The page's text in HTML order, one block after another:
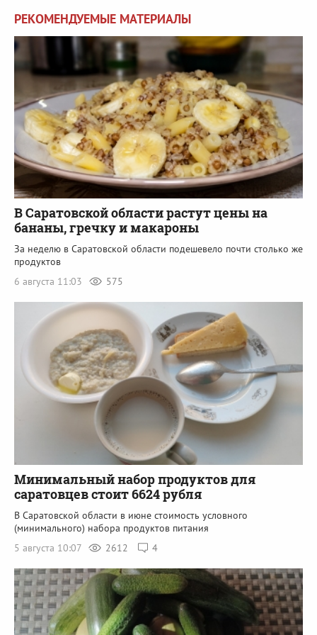
РЕКОМЕНДУЕМЫЕ МАТЕРИАЛЫ
В Саратовской области растут цены на
бананы, гречку и макароны
За неделю в Саратовской области подешевело почти столько же
продуктов
6 августа 11:03
575
Минимальный набор продуктов для
саратовцев стоит 6624 рубля
В Саратовской области в июне стоимость условного
(минимального) набора продуктов питания
5 августа 10:07
2612 4